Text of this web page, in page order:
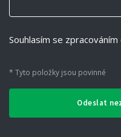
Souhlasím se
* Tyto položky jsou povinné
Odeslat